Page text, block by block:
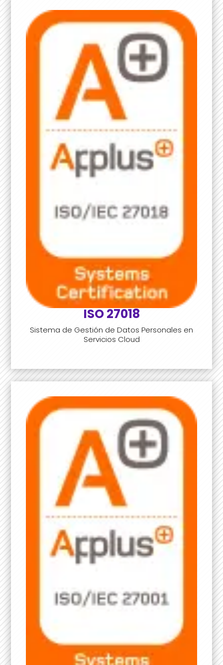
ISO 27018
Sistema de Gestión de Datos Personales en
Servicios Cloud